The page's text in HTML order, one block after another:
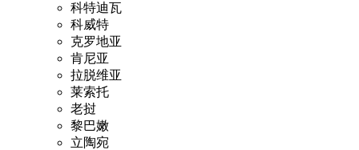
科特迪瓦
科威特
克罗地亚
肯尼亚
拉脱维亚
莱索托
老挝
黎巴嫩
立陶宛